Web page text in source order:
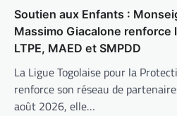
Soutien aux Enfants :
Massimo Giacalone renforce
LTPE, MAED et SMPDD
La Ligue Togolaise pour la
renforce son réseau de
août 2026, elle…